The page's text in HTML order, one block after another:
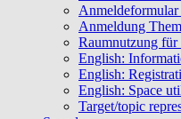
Anmeldeformular
Anmeldung
Raumnutzung für
English:
English:
English: Space
Target/topic